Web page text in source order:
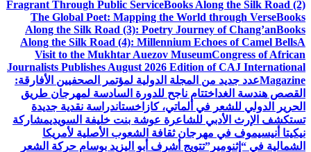
Fragrant Through Public ServiceBooks Along the Silk Road (2)
The Global Poet: Mapping the World through VerseBooks
Along the Silk Road (3): Poetry Journey of Chang’anBooks
Along the Silk Road (4): Millennium Echoes of Camel BellsA
Visit to the Mukhtar Auezov MuseumCongress of African
Journalists Publishes August 2026 Edition of CAJ International
Magazineعدد جديد من المجلة الدولية لمؤتمر الصحفيين الأفارقة:
القصص هندسة الغد اختتام ناجح للدورة السادسة لمهرجان طريق
الحرير الدولي للشعر في ألماتي، كازاخستاندراسة نقدية جديدة
تستكشف الإرث الأدبي للشاعرة عوشة بنت خليفة السويديمشاركة
نيكيتا أنيسيموف في مهرجان ثقافة الشعوب الأصلية لأمريكا
الشمالية في “إثنومير”تتويج أشرف أبو اليزيد بوسام حركة الشعر